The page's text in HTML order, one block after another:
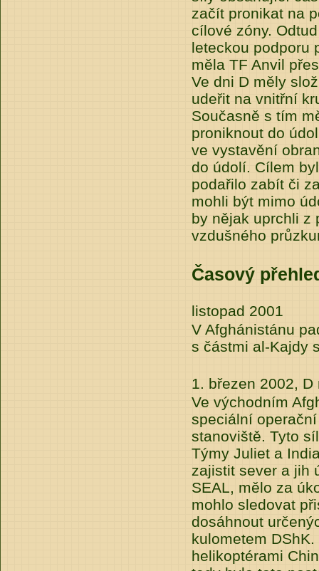
začít pronikat na
cílové zóny.
leteckou podporu
měla TF Anvil
Ve dni D měly
udeřit na vnitřní
Současně s tím
proniknout do
ve vystavění
do údolí. Cílem
podařilo zabít či
mohli být mimo
by nějak uprchli z
vzdušného
Časový
listopad 2001
V Afghánistánu
s částmi al-Kajdy
1. březen 2002, D
Ve východním
speciální
stanoviště. Tyto
Týmy Juliet a
zajistit sever a jih
SEAL, mělo za
mohlo sledovat
dosáhnout
kulometem
helikoptérami